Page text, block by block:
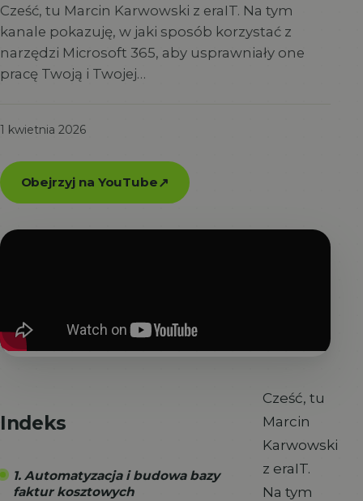
Cześć, tu Marcin Karwowski z eraIT. Na tym
kanale pokazuję, w jaki sposób korzystać z
narzędzi Microsoft 365, aby usprawniały one
pracę Twoją i Twojej…
1 kwietnia 2026
Obejrzyj na YouTube↗
Indeks
1. Automatyzacja i budowa bazy
faktur kosztowych
Cześć, tu
Marcin
Karwowski
z eraIT.
Na tym